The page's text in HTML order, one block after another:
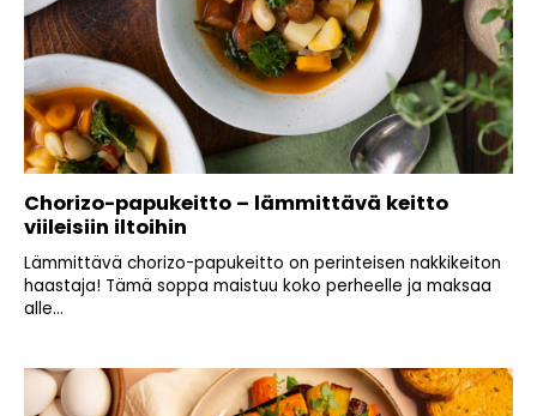
Chorizo-papukeitto – lämmittävä keitto
viileisiin iltoihin
Lämmittävä chorizo-papukeitto on perinteisen nakkikeiton
haastaja! Tämä soppa maistuu koko perheelle ja maksaa
alle...